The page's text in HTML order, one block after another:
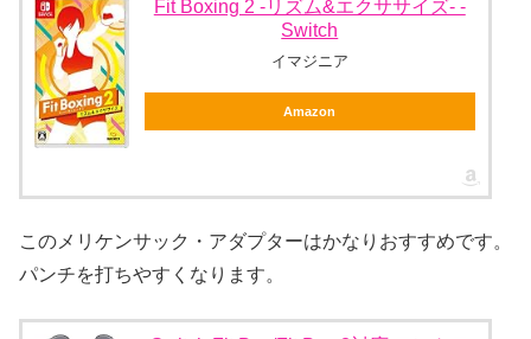
Fit Boxing 2 -リズム&エクササイズ- -
Switch
イマジニア
Amazon
このメリケンサック・アダプターはかなりおすすめです。
パンチを打ちやすくなります。